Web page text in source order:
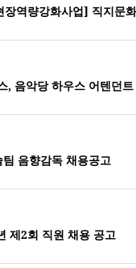
역량강화사업] 직지문
, 음악당 하우스 어텐던
음향감독 채용공고
제2회 직원 채용 공고